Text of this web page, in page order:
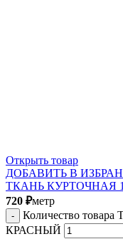
Открыть товар
ДОБАВИТЬ В
ТКАНЬ КУРТОЧНАЯ
720 ₽метр
Количество
КРАСНЫЙ